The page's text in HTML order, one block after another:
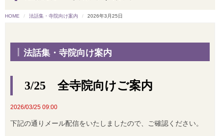
HOME 法話集・寺院向け案内 2026年3月25日
法話集・寺院向け案内
3/25 全寺院向けご案内
2026/03/25 09:00
下記の通りメール配信をいたしましたので、ご確認ください。